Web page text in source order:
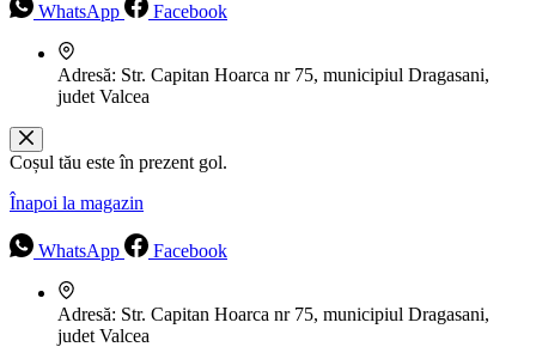
WhatsApp
Facebook
Adresă: Str. Capitan Hoarca nr 75, municipiul Dragasani,
judet Valcea
Coșul tău este în prezent gol.
Înapoi la magazin
WhatsApp Facebook
Adresă: Str. Capitan Hoarca nr 75, municipiul Dragasani,
judet Valcea